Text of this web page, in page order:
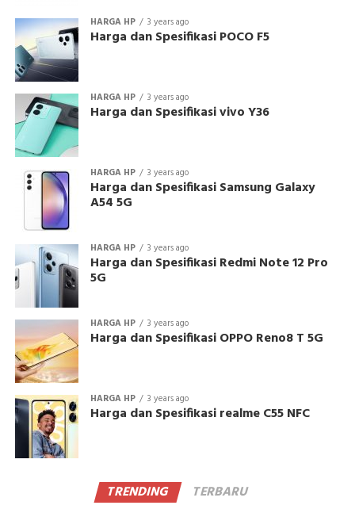
HARGA HP 3 years ago
Harga dan Spesifikasi POCO F5
HARGA HP 3 years ago
Harga dan Spesifikasi vivo Y36
HARGA HP 3 years ago
Harga dan Spesifikasi Samsung Galaxy
A54 5G
HARGA HP 3 years ago
Harga dan Spesifikasi Redmi Note 12 Pro
5G
HARGA HP 3 years ago
Harga dan Spesifikasi OPPO Reno8 T 5G
HARGA HP 3 years ago
Harga dan Spesifikasi realme C55 NFC
TRENDING TERBARU